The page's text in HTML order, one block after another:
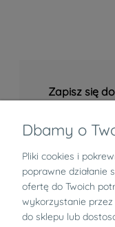
Zapisz się
Dbamy o
Pliki cookies i
poprawne
ofertę do Twoich
wykorzystanie
do sklepu lub